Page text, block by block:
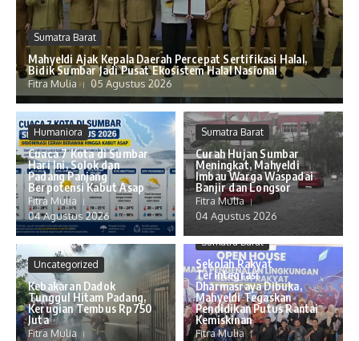
Sumatra Barat
Mahyeldi Ajak Kepala Daerah Percepat Sertifikasi Halal,
Bidik Sumbar Jadi Pusat Ekosistem Halal Nasional
Fitra Mulia 05 Agustus 2026
Humaniora
Cuaca 7 Kota di Sumbar
Hari Ini, Solok dan
Padang Panjang
Berpotensi Kabut Asap
Fitra Mulia
04 Agustus 2026
Sumatra Barat
Curah Hujan Sumbar
Meningkat, Mahyeldi
Imbau Warga Waspadai
Banjir dan Longsor
Fitra Mulia
04 Agustus 2026
Uncategorized
Kebakaran Dadok
Tunggul Hitam Padang,
Kerugian Tembus Rp750
Juta
Fitra Mulia
Sumatra Barat
Sekolah Rakyat
Terintegrasi
Dharmasraya Dibuka,
Mahyeldi Tegaskan
Pendidikan Putus Rantai
Kemiskinan
Fitra Mulia